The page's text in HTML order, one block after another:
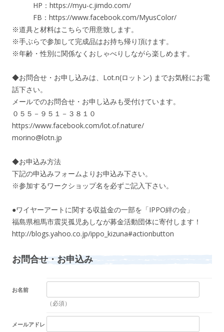
HP：https://myu-c.jimdo.com/
FB：https://www.facebook.com/MyusColor/
※道具と材料はこちらで用意致します。
※手ぶらで参加して完成品はお持ち帰り頂けます。
※年齢・性別に関係なくおしゃべりしながら楽しめます。
◆お問合せ・お申し込みは、Lot.n(ロットン) までお気軽にお電
話下さい。
メールでのお問合せ・お申し込みも受付けています。
０５５－９５１－３８１０
https://www.facebook.com/lot.of.nature/
morino@lotn.jp
◆お申込み方法
下記の申込みフォームよりお申込み下さい。
※参加するワークショップ名を必ずご記入下さい。
●ワイヤーアートに関する収益金の一部を「IPPO絆の会」
福島県相馬市震災孤児あしなが募金活動団体に寄付します！
http://blogs.yahoo.co.jp/ippo_kizuna#actionbutton
お問合せ・お申込み
お名前
（必須）
メールアドレ